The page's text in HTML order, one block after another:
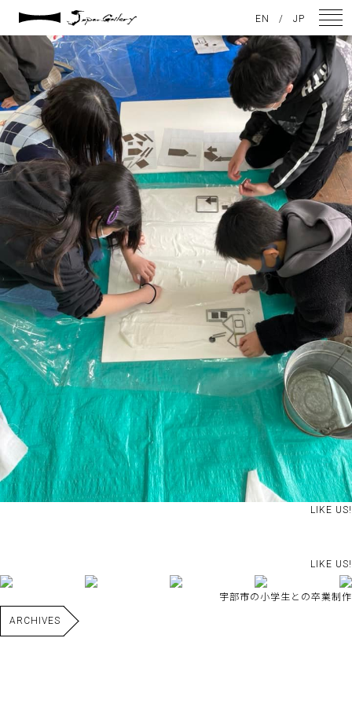
卒業制作8
LIKE US!
LIKE US!
宇部市の小学生との卒業制作
ARCHIVES
EN / JP
NEWS
ARTISTS
GALLERY
INSPIRATION
ABOUT US
CONTACT
FACEBOOK
INSTAGRAM